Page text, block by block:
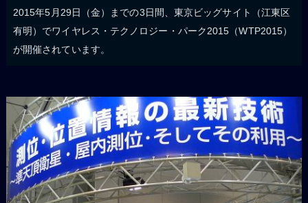
2015年5月29日（金）までの3日間、東京ビッグサイト（江東区
有明）でワイヤレス・テクノロジー・パーク2015（WTP2015）
が開催されています。